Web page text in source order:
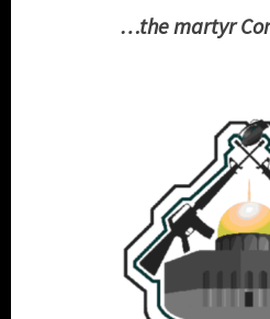
…the martyr